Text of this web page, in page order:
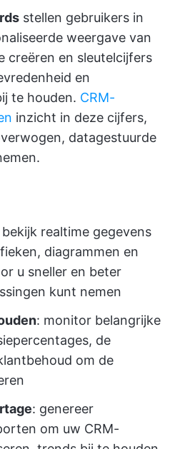
stellen gebruikers in
weergave van
creëren en sleutelcijfers
en
te houden. CRM-
inzicht in deze cijfers,
datagestuurde
bekijk realtime gegevens
diagrammen en
u sneller en beter
kunt nemen
: monitor belangrijke
de
om de
: genereer
om uw CRM-